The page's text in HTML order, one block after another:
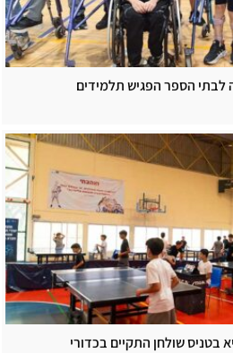
לבתי הספר הפגיש תלמידים
בטניס שולחן התקיים בכדורי